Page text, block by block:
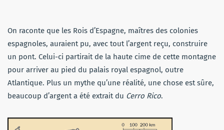
On raconte que les Rois d’Espagne, maîtres des colonies
espagnoles, auraient pu, avec tout l’argent reçu, construire
un pont. Celui-ci partirait de la haute cime de cette montagne
pour arriver au pied du palais royal espagnol, outre
Atlantique. Plus un mythe qu’une réalité, une chose est sûre,
beaucoup d’argent a été extrait du Cerro Rico.